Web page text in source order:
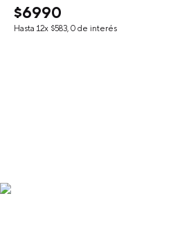
$6990
Hasta 12x $583, 0 de interés